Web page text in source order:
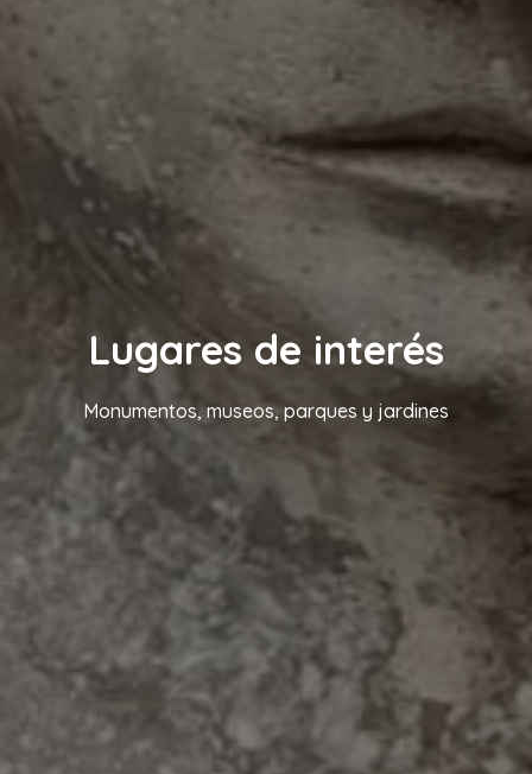
Lugares de interés
Monumentos, museos, parques y jardines